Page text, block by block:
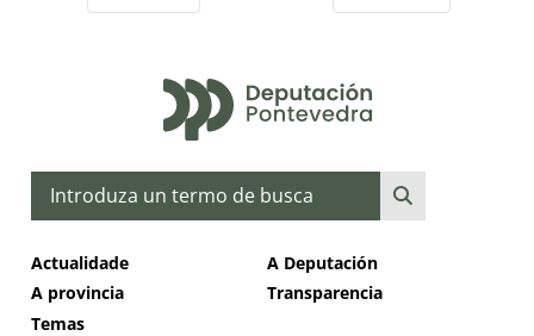
Buscar
Actualidade
A Deputación
A provincia
Transparencia
Temas